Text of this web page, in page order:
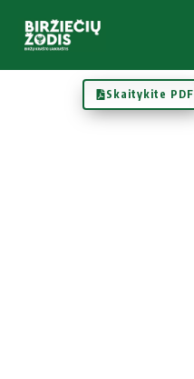
Skaitykite PDF